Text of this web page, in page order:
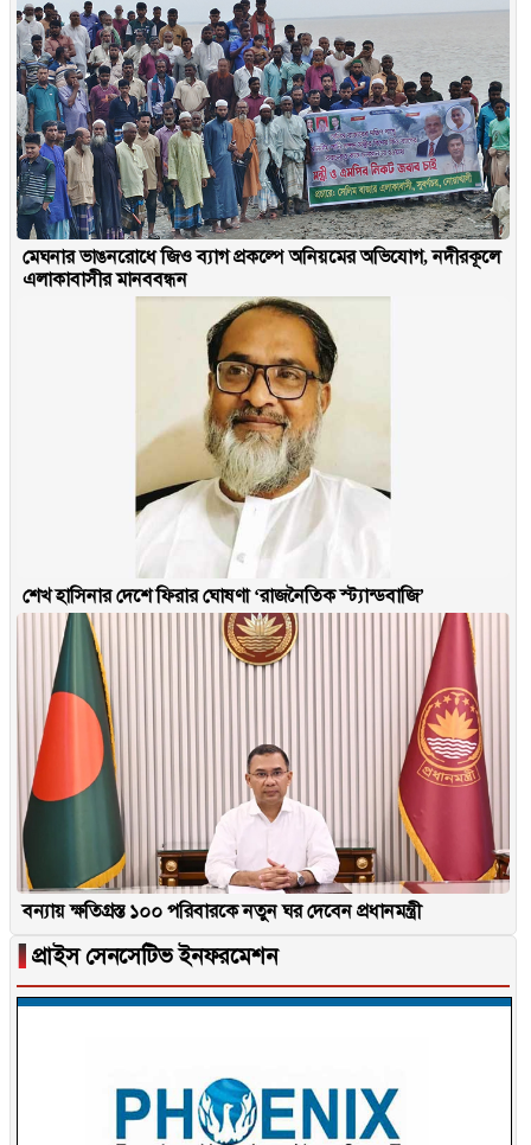
মেঘনার ভাঙনরোধে জিও ব্যাগ প্রকল্পে অনিয়মের অভিযোগ, নদীরকূলে
এলাকাবাসীর মানববন্ধন
শেখ হাসিনার দেশে ফিরার ঘোষণা ‘রাজনৈতিক স্ট্যান্ডবাজি’
বন্যায় ক্ষতিগ্রস্ত ১০০ পরিবারকে নতুন ঘর দেবেন প্রধানমন্ত্রী
▐ প্রাইস সেনসেটিভ ইনফরমেশন